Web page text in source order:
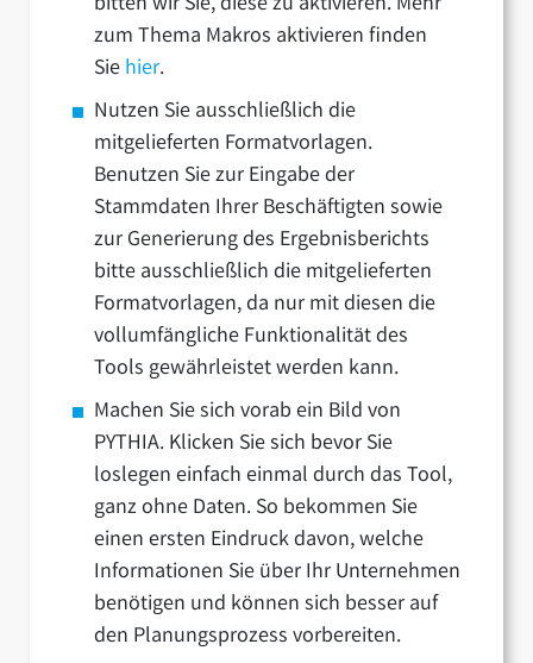
zum Thema Makros aktivieren finden
Siehier.
Nutzen Sie ausschließlich die
mitgelieferten Formatvorlagen.
Benutzen Sie zur Eingabe der
Stammdaten Ihrer Beschäftigten sowie
zur Generierung des Ergebnisberichts
bitte ausschließlich die mitgelieferten
Formatvorlagen, da nur mit diesen die
vollumfängliche Funktionalität des
Tools gewährleistet werden kann.
Machen Sie sich vorab ein Bild von
PYTHIA. Klicken Sie sich bevor Sie
loslegen einfach einmal durch das Tool,
ganz ohne Daten. So bekommen Sie
einen ersten Eindruck davon, welche
Informationen Sie über Ihr Unternehmen
benötigen und können sich besser auf
den Planungsprozess vorbereiten.